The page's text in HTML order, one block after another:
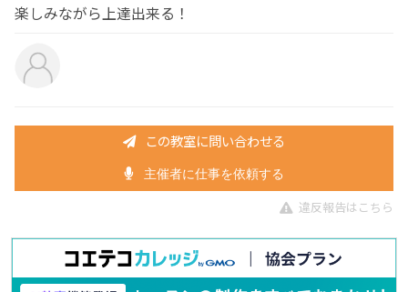
楽しみながら上達出来る！
この教室に問い合わせる
主催者に仕事を依頼する
違反報告はこちら